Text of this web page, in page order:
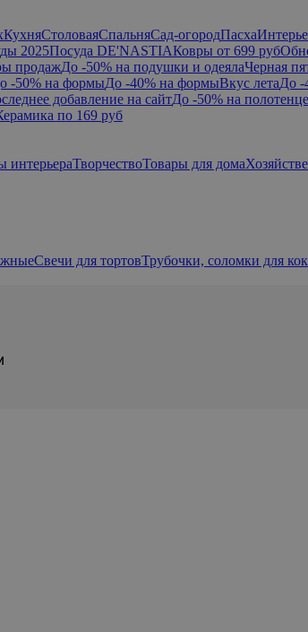
КухняСтоловаяСпальняСад-огородПасха
2025Посуда DE'NASTIAКовры от 699 руб
продажДо -50% на подушки и одеялаЧерная
-50% на формыДо -40% на формыВкус летаДо -
добавление на сайтДо -50% на полотенце
по 169 руб
интерьераТворчествоТовары для дома
Свечи для тортовТрубочки, соломки для